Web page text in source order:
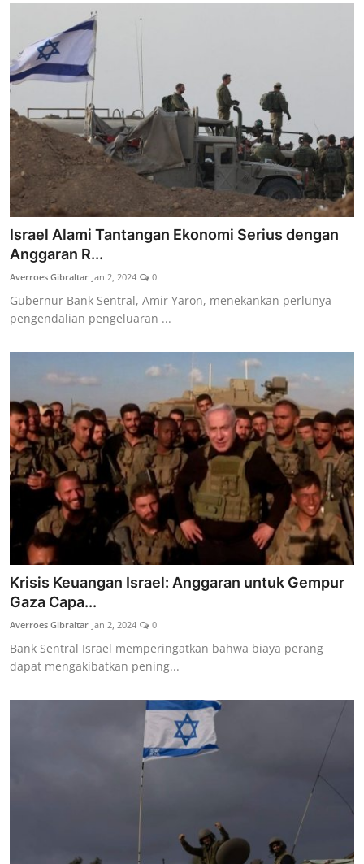
Israel Alami Tantangan Ekonomi Serius dengan
Anggaran R...
Averroes Gibraltar Jan 2, 2024 0
Gubernur Bank Sentral, Amir Yaron, menekankan perlunya
pengendalian pengeluaran ...
Krisis Keuangan Israel: Anggaran untuk Gempur
Gaza Capa...
Averroes Gibraltar Jan 2, 2024 0
Bank Sentral Israel memperingatkan bahwa biaya perang
dapat mengakibatkan pening...